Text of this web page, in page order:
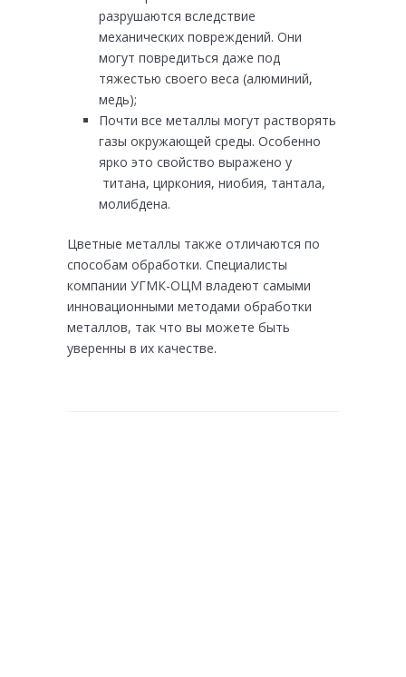
разрушаются вследствие
механических повреждений. Они
могут повредиться даже под
тяжестью своего веса (алюминий,
медь);
Почти все металлы могут растворять
газы окружающей среды. Особенно
ярко это свойство выражено у
титана, циркония, ниобия, тантала,
молибдена.
Цветные металлы также отличаются по
способам обработки. Специалисты
компании УГМК-ОЦМ владеют самыми
инновационными методами обработки
металлов, так что вы можете быть
уверенны в их качестве.